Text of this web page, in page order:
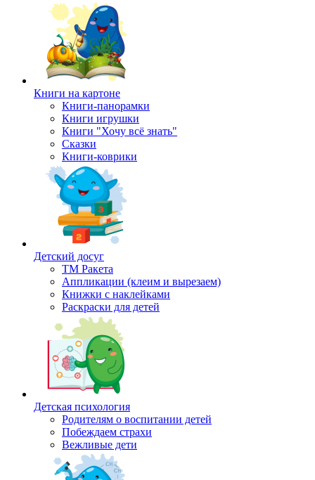
Книги на картоне
Книги-панорамки
Книги игрушки
Книги "Хочу всё знать"
Сказки
Книги-коврики
Детский досуг
ТМ Ракета
Аппликации (клеим и вырезаем)
Книжки с наклейками
Раскраски для детей
Детская психология
Родителям о воспитании детей
Побеждаем страхи
Вежливые дети